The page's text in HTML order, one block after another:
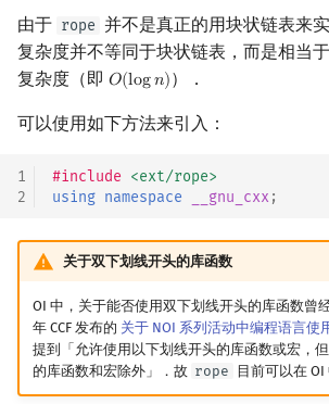
连分数
图上随机游走
由于 rope 并不是真正的用块状链表来
复杂度并不等同于块状链表，而是相当
复杂度（即 𝑂(log𝑛)
O(logn) ）．
可以使用如下方法来引入：
1
2
#include <ext/rope>
using namespace __gnu_cxx ;
关于双下划线开头的库函数
OI 中，关于能否使用双下划线开头的库函数曾
年 CCF 发布的 关于 NOI 系列活动中编程语言使
提到「允许使用以下划线开头的库函数或宏，
的库函数和宏除外」．故 rope 目前可以在 OI